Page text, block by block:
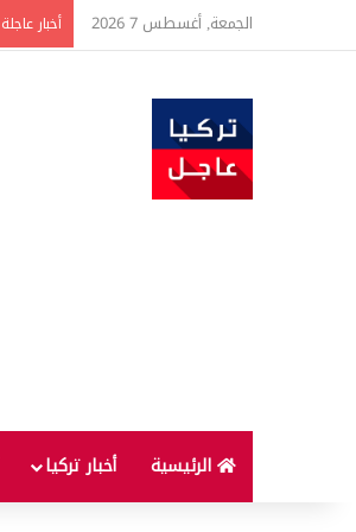
الجمعة, أغسطس 7 2026 أخبار عاجلة
الرئيسية أخبار تركيا